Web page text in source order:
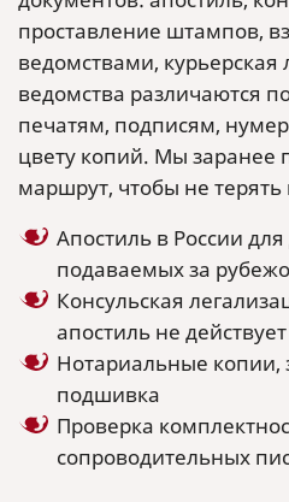
проставление штампов,
ведомствами, курьерская
ведомства различаются
печатям, подписям,
цвету копий. Мы заранее
маршрут, чтобы не
Апостиль в России
подаваемых за
Консульская
апостиль не действует
Нотариальные копии,
подшивка
Проверка
сопроводительных